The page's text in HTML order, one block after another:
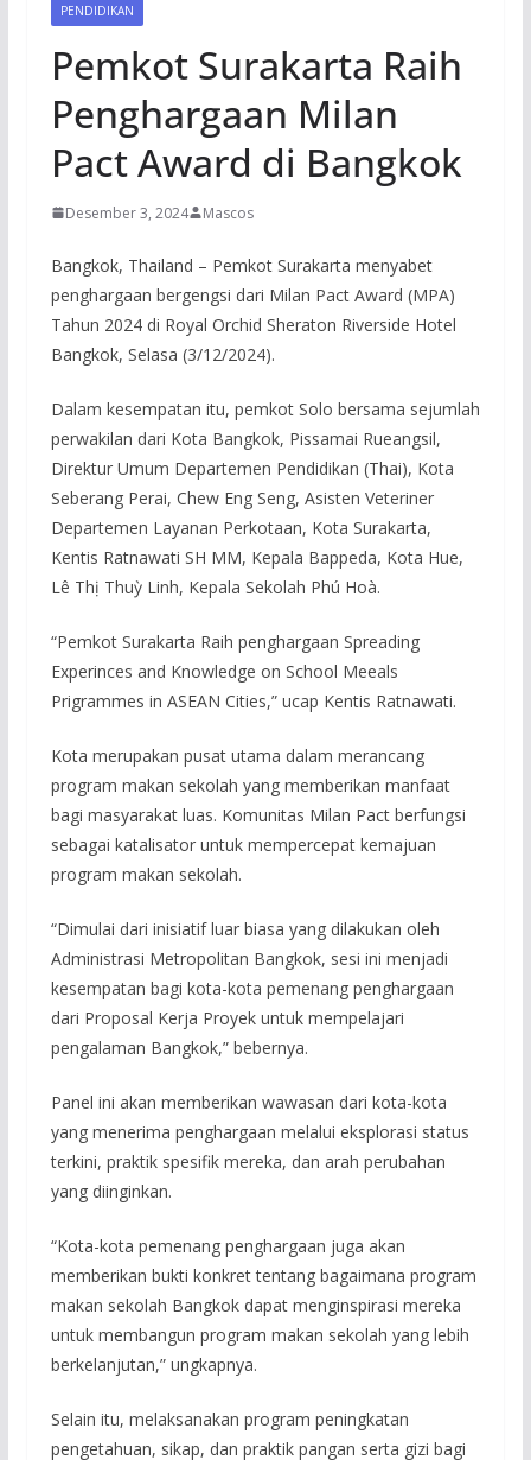
PENDIDIKAN
Pemkot Surakarta Raih
Penghargaan Milan
Pact Award di Bangkok
Desember 3, 2024 Mascos
Bangkok, Thailand – Pemkot Surakarta menyabet
penghargaan bergengsi dari Milan Pact Award (MPA)
Tahun 2024 di Royal Orchid Sheraton Riverside Hotel
Bangkok, Selasa (3/12/2024).
Dalam kesempatan itu, pemkot Solo bersama sejumlah
perwakilan dari Kota Bangkok, Pissamai Rueangsil,
Direktur Umum Departemen Pendidikan (Thai), Kota
Seberang Perai, Chew Eng Seng, Asisten Veteriner
Departemen Layanan Perkotaan, Kota Surakarta,
Kentis Ratnawati SH MM, Kepala Bappeda, Kota Hue,
Lê Thị Thuỳ Linh, Kepala Sekolah Phú Hoà.
“Pemkot Surakarta Raih penghargaan Spreading
Experinces and Knowledge on School Meeals
Prigrammes in ASEAN Cities,” ucap Kentis Ratnawati.
Kota merupakan pusat utama dalam merancang
program makan sekolah yang memberikan manfaat
bagi masyarakat luas. Komunitas Milan Pact berfungsi
sebagai katalisator untuk mempercepat kemajuan
program makan sekolah.
“Dimulai dari inisiatif luar biasa yang dilakukan oleh
Administrasi Metropolitan Bangkok, sesi ini menjadi
kesempatan bagi kota-kota pemenang penghargaan
dari Proposal Kerja Proyek untuk mempelajari
pengalaman Bangkok,” bebernya.
Panel ini akan memberikan wawasan dari kota-kota
yang menerima penghargaan melalui eksplorasi status
terkini, praktik spesifik mereka, dan arah perubahan
yang diinginkan.
“Kota-kota pemenang penghargaan juga akan
memberikan bukti konkret tentang bagaimana program
makan sekolah Bangkok dapat menginspirasi mereka
untuk membangun program makan sekolah yang lebih
berkelanjutan,” ungkapnya.
Selain itu, melaksanakan program peningkatan
pengetahuan, sikap, dan praktik pangan serta gizi bagi